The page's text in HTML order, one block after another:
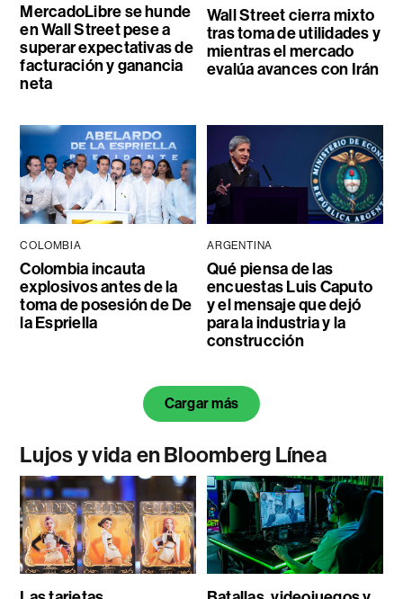
MercadoLibre se hunde
en Wall Street pese a
superar expectativas de
facturación y ganancia
neta
Wall Street cierra mixto
tras toma de utilidades y
mientras el mercado
evalúa avances con Irán
COLOMBIA
Colombia incauta
explosivos antes de la
toma de posesión de De
la Espriella
ARGENTINA
Qué piensa de las
encuestas Luis Caputo
y el mensaje que dejó
para la industria y la
construcción
Cargar más
Lujos y vida en Bloomberg Línea